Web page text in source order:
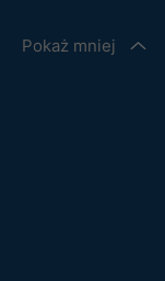
Pokaż mniej